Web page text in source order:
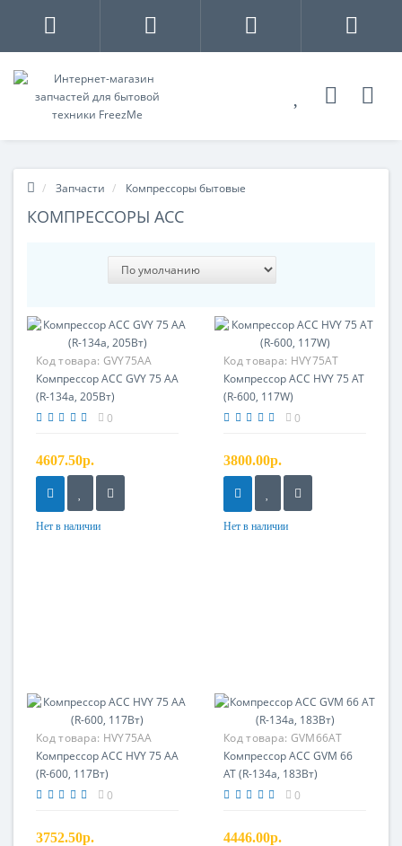
Запчасти Компрессоры бытовые
КОМПРЕССОРЫ ACC
Код товара: GVY75AA
Компрессор ACC GVY 75 AA
(R-134a, 205Вт)
0
4607.50р.
Нет в наличии
Код товара: HVY75AT
Компрессор ACC HVY 75 AT
(R-600, 117W)
0
3800.00р.
Нет в наличии
Код товара: HVY75AA
Компрессор ACC HVY 75 AA
(R-600, 117Вт)
0
3752.50р.
Код товара: GVM66AT
Компрессор ACC GVM 66
AT (R-134a, 183Вт)
0
4446.00р.